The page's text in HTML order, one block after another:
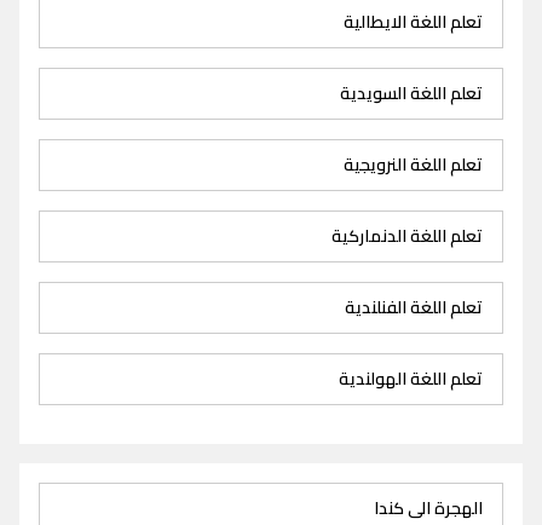
تعلم اللغة الايطالية
تعلم اللغة السويدية
تعلم اللغة النرويجية
تعلم اللغة الدنماركية
تعلم اللغة الفنلندية
تعلم اللغة الهولندية
الهجرة الى كندا